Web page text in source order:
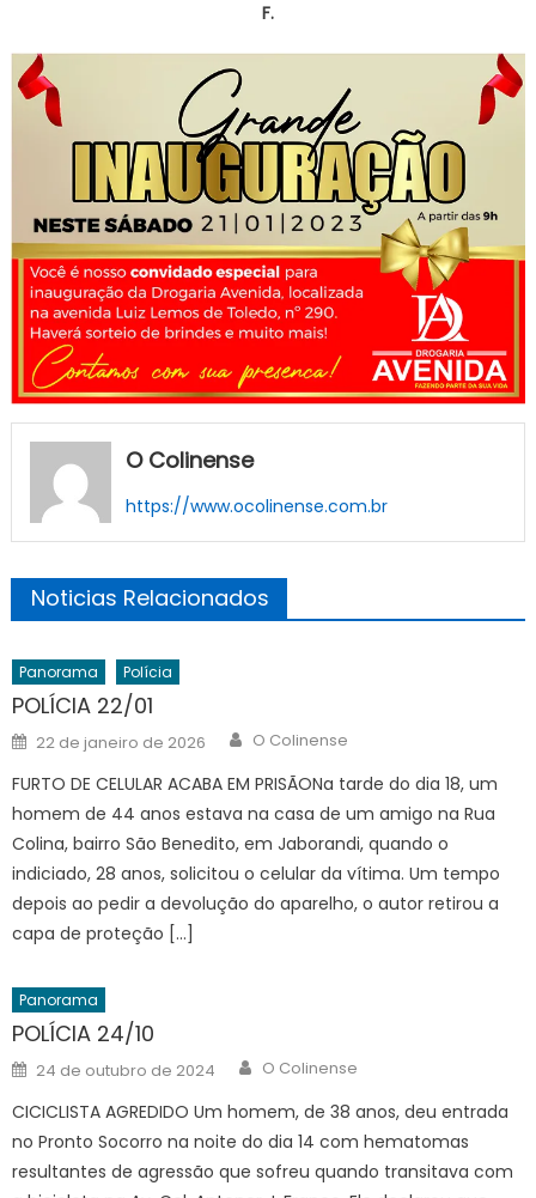
F.
O Colinense
https://www.ocolinense.com.br
Noticias Relacionados
Panorama Polícia
POLÍCIA 22/01
Posted
on
22 de janeiro de 2026 Author
O Colinense
FURTO DE CELULAR ACABA EM PRISÃONa tarde do dia 18, um
homem de 44 anos estava na casa de um amigo na Rua
Colina, bairro São Benedito, em Jaborandi, quando o
indiciado, 28 anos, solicitou o celular da vítima. Um tempo
depois ao pedir a devolução do aparelho, o autor retirou a
capa de proteção […]
Panorama
POLÍCIA 24/10
Posted
on
24 de outubro de 2024 Author
O Colinense
CICICLISTA AGREDIDO Um homem, de 38 anos, deu entrada
no Pronto Socorro na noite do dia 14 com hematomas
resultantes de agressão que sofreu quando transitava com